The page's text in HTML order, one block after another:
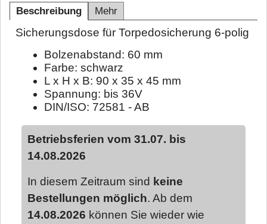
Beschreibung Mehr
Sicherungsdose für Torpedosicherung 6-polig
Bolzenabstand: 60 mm
Farbe: schwarz
L x H x B: 90 x 35 x 45 mm
Spannung: bis 36V
DIN/ISO: 72581 - AB
Betriebsferien vom 31.07. bis
14.08.2026
In diesem Zeitraum sind keine
Bestellungen möglich. Ab dem
14.08.2026 können Sie wieder wie